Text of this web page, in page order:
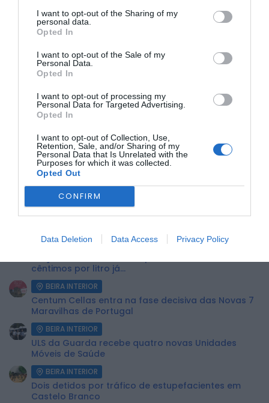
I want to opt-out of the Sharing of my
personal data.
Opted In
I want to opt-out of the Sale of my
Personal Data.
Opted In
I want to opt-out of processing my
Personal Data for Targeted Advertising.
Opted In
I want to opt-out of Collection, Use,
Retention, Sale, and/or Sharing of my
Personal Data that Is Unrelated with the
Purposes for which it was collected.
Opted Out
CONFIRM
Data Deletion Data Access Privacy Policy
A semana criativa arranca a 8 de novembro, data que
assinala a conquista da chancela de Cidade Criativa da
UNESCO e que foi instituído como o Dia Municipal da
gratuita, incluindo o Museu dos Lanifícios e o New Hand Lab.
O programa inclui ainda visitas a fábricas e oficinas,
conversas temáticas, “montras criativas” e a reabertura do
espaço dedicado ao professor António Lopes, na galeria
municipal.
ÚLTIMA HORA:
ECONOMIA
cêntimos por litro já...
BEIRA INTERIOR
Centum Cellas entra na fase decisiva das Novas 7
Maravilhas de Portugal
BEIRA INTERIOR
ULS da Guarda recebe quatro novas Unidades
Móveis de Saúde
BEIRA INTERIOR
Dois detidos por tráfico de estupefacientes em
Castelo Branco